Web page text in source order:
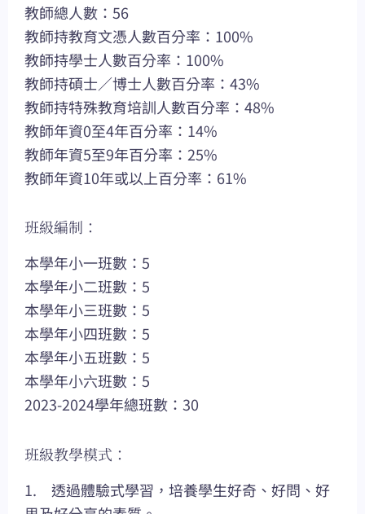
教師總人數：56
教師持教育文憑人數百分率：100%
教師持學士人數百分率：100%
教師持碩士／博士人數百分率：43%
教師持特殊教育培訓人數百分率：48%
教師年資0至4年百分率：14%
教師年資5至9年百分率：25%
教師年資10年或以上百分率：61%
班級編制：
本學年小一班數：5
本學年小二班數：5
本學年小三班數：5
本學年小四班數：5
本學年小五班數：5
本學年小六班數：5
2023-2024學年總班數：30
班級教學模式：
1. 透過體驗式學習，培養學生好奇、好問、好